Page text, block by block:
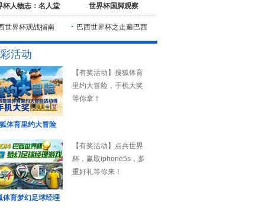
杯人物志：名人堂 世界杯国脚观察
世界杯观战指南 巴西世界杯之走遍巴西
活动
体育里约大冒险
【有奖活动】搜狐体育
里约大冒险，手机大奖
等你拿！
体育梦幻足球经理
【有奖活动】点兵世界
杯，赢取iphone5s，多
重好礼等你来！